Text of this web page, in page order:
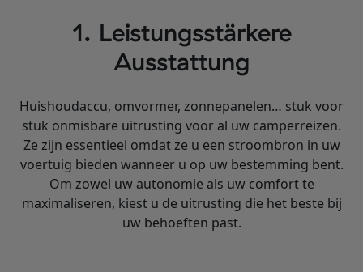
1. Leistungsstärkere
Ausstattung
Huishoudaccu, omvormer, zonnepanelen… stuk voor
stuk onmisbare uitrusting voor al uw camperreizen.
Ze zijn essentieel omdat ze u een stroombron in uw
voertuig bieden wanneer u op uw bestemming bent.
Om zowel uw autonomie als uw comfort te
maximaliseren, kiest u de uitrusting die het beste bij
uw behoeften past.